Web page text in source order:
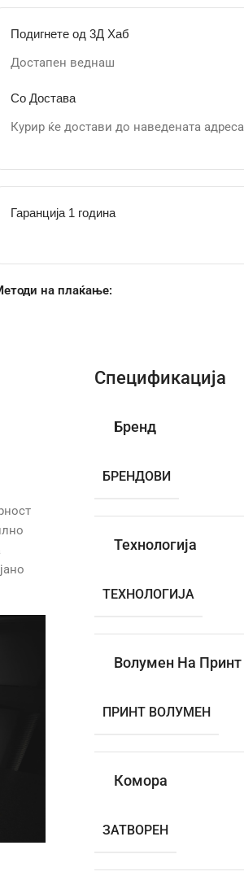
Подигнете од 3Д Хаб
Достапен веднаш
Со Достава
Курир ќе достави до наведената адреса
Гаранција 1 година
на плаќање:
Спецификација
Бренд
БРЕНДОВИ
Технологија
ТЕХНОЛОГИЈА
Волумен На Принт
ПРИНТ ВОЛУМЕН
Комора
ЗАТВОРЕН